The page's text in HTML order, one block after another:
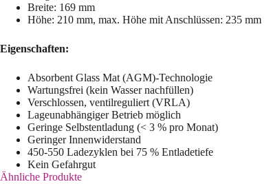
Breite: 169 mm
Höhe: 210 mm, max. Höhe mit Anschlüssen: 235 mm
Eigenschaften:
Absorbent Glass Mat (AGM)-Technologie
Wartungsfrei (kein Wasser nachfüllen)
Verschlossen, ventilreguliert (VRLA)
Lageunabhängiger Betrieb möglich
Geringe Selbstentladung (< 3 % pro Monat)
Geringer Innenwiderstand
450-550 Ladezyklen bei 75 % Entladetiefe
Kein Gefahrgut
Ähnliche Produkte